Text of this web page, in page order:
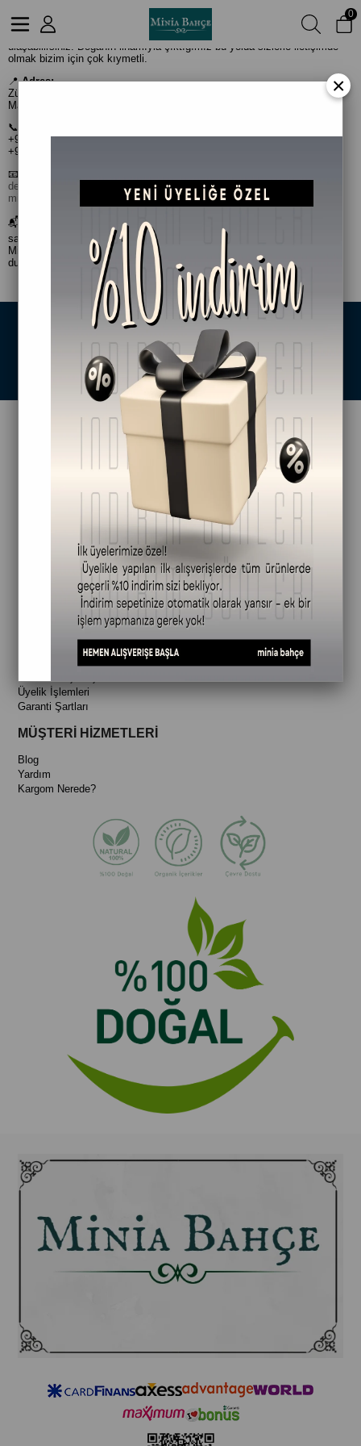
0
İletişim – Minia Bahçe Bitki ve Sanat Atölyesi
Sorularınız, önerileriniz ya da iş birliği talepleriniz için bize her zaman
ulaşabilirsiniz. Doğanın ilhamıyla çıktığımız bu yolda sizlerle iletişimde
olmak bizim için çok kıymetli.
📍Adres:
Zümrütevler Mah. Akşemsettin Cad. No:110B
Maltepe / İstanbul
📞
+90 216 376 10 76
+90 541 238 40 20
📧
destek@miniabahce.com
miniabahcem@gmail.com
📬 Talepleriniz için dilediğiniz zaman e-posta gönderebilir ya da mesai
saatleri içinde bizi arayabilirsiniz.
Minia Bahçe Ekibi olarak en kısa sürede dönüş yapmaktan memnuniyet
duyarız.
Size Özel Kampanyalar
Hemen Kayıt Ol Fırsatlardan Önce Sen Haberdar Ol!
ALIŞVERİŞ BİLGİLERİ
İade ve Değişim Koşulları
Mesafeli Satış Sözleşmesi
BİLGİLENDİRME
Üyelik İşlemleri
Garanti Şartları
MÜŞTERİ HİZMETLERİ
Blog
Yardım
Kargom Nerede?
×